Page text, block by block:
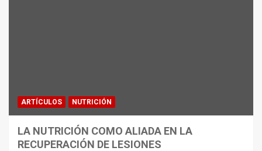
ARTÍCULOS NUTRICIÓN
LA NUTRICIÓN COMO ALIADA EN LA
RECUPERACIÓN DE LESIONES